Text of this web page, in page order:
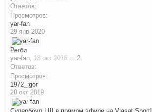
Ответов:
Просмотров:
yar-fan
29 янв 2020
Регби
yar-fan, 18 окт 2016 ... 2
Ответов:
Просмотров:
1972_igor
20 окт 2019